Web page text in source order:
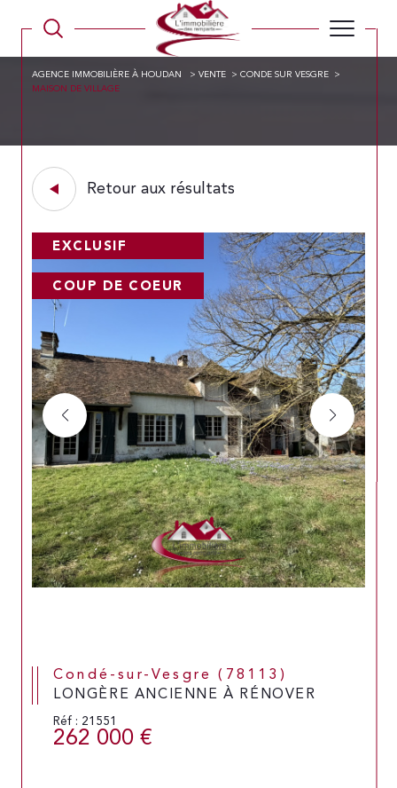
AGENCE IMMOBILIÈRE À HOUDAN VENTE
CONDE SUR VESGRE
MAISON DE VILLAGE
Retour aux résultats
EXCLUSIF
COUP DE COEUR
Condé-sur-Vesgre (78113)
LONGÈRE ANCIENNE À RÉNOVER
Réf : 21551
262 000 €